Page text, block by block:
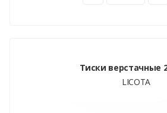
Тиски верстачные
LICOTA